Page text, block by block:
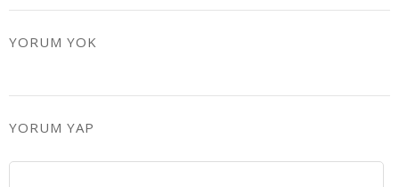
YORUM YOK
YORUM YAP